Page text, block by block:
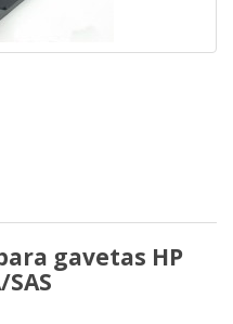
gavetas HP